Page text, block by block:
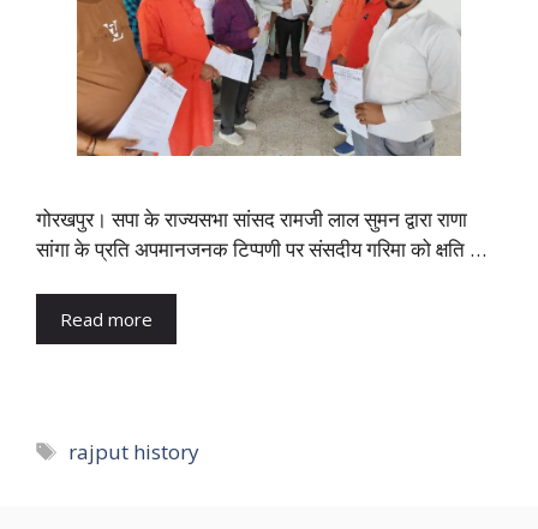
गोरखपुर। सपा के राज्यसभा सांसद रामजी लाल सुमन द्वारा राणा
सांगा के प्रति अपमानजनक टिप्पणी पर संसदीय गरिमा को क्षति …
Read more
Tags
rajput history